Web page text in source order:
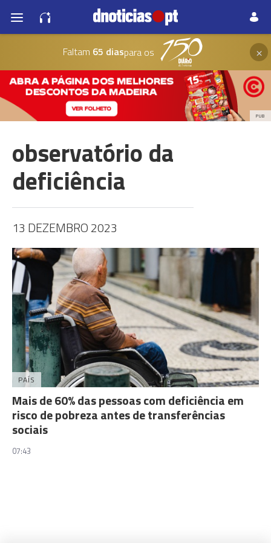
Faltam 65 diaspara os ×
PUB
observatório da
deficiência
13 DEZEMBRO 2023
PAÍS
Mais de 60% das pessoas com deficiência em
risco de pobreza antes de transferências
sociais
07:43